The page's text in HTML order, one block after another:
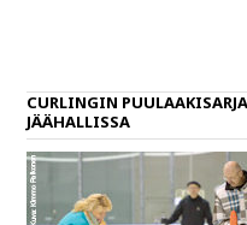
CURLINGIN
JÄÄHALLISSA